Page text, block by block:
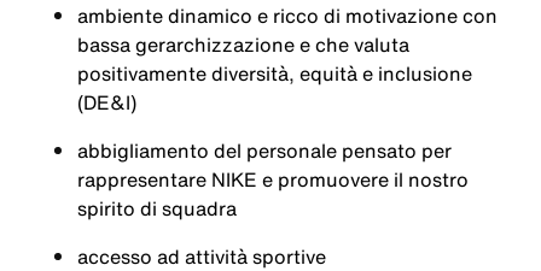
ambiente dinamico e ricco di motivazione con
bassa gerarchizzazione e che valuta
positivamente diversità, equità e inclusione
(DE&I)
abbigliamento del personale pensato per
rappresentare NIKE e promuovere il nostro
spirito di squadra
accesso ad attività sportive